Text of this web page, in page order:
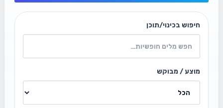
חיפוש בכינוי/תוכן
מוצע / מבוקש